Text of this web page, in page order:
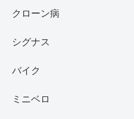
クローン病
シグナス
バイク
ミニベロ